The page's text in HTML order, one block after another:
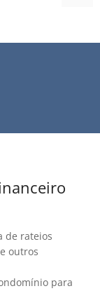
de rateios
outros
para